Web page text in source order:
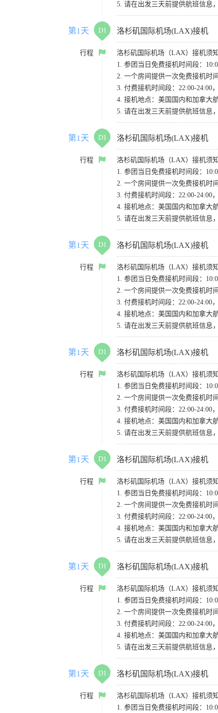
5. 请在出发三天前提供航班信息
第1天 D1 洛杉矶国际机场(LAX)接机
行程
洛杉矶国际机场（LAX）接机须
1. 参团当日免费接机时间段：
2. 一个房间提供一次免费接机时
3. 付费接机时间段：22:00-24:00
4. 接机地点：美国国内和加拿大
5. 请在出发三天前提供航班信息
第1天 D1 洛杉矶国际机场(LAX)接机
行程
洛杉矶国际机场（LAX）接机须
1. 参团当日免费接机时间段：
2. 一个房间提供一次免费接机时
3. 付费接机时间段：22:00-24:00
4. 接机地点：美国国内和加拿大
5. 请在出发三天前提供航班信息
第1天 D1 洛杉矶国际机场(LAX)接机
行程
洛杉矶国际机场（LAX）接机须
1. 参团当日免费接机时间段：
2. 一个房间提供一次免费接机时
3. 付费接机时间段：22:00-24:00
4. 接机地点：美国国内和加拿大
5. 请在出发三天前提供航班信息
第1天 D1 洛杉矶国际机场(LAX)接机
行程
洛杉矶国际机场（LAX）接机须
1. 参团当日免费接机时间段：
2. 一个房间提供一次免费接机时
3. 付费接机时间段：22:00-24:00
4. 接机地点：美国国内和加拿大
5. 请在出发三天前提供航班信息
第1天 D1 洛杉矶国际机场(LAX)接机
行程
洛杉矶国际机场（LAX）接机须
1. 参团当日免费接机时间段：
2. 一个房间提供一次免费接机时
3. 付费接机时间段：22:00-24:00
4. 接机地点：美国国内和加拿大
5. 请在出发三天前提供航班信息
第1天 D1 洛杉矶国际机场(LAX)接机
行程
洛杉矶国际机场（LAX）接机须
1. 参团当日免费接机时间段：
2. 一个房间提供一次免费接机时
3. 付费接机时间段：22:00-24:00
4. 接机地点：美国国内和加拿大
5. 请在出发三天前提供航班信息
第1天 D1 洛杉矶国际机场(LAX)接机
行程
洛杉矶国际机场（LAX）接机须
1. 参团当日免费接机时间段：